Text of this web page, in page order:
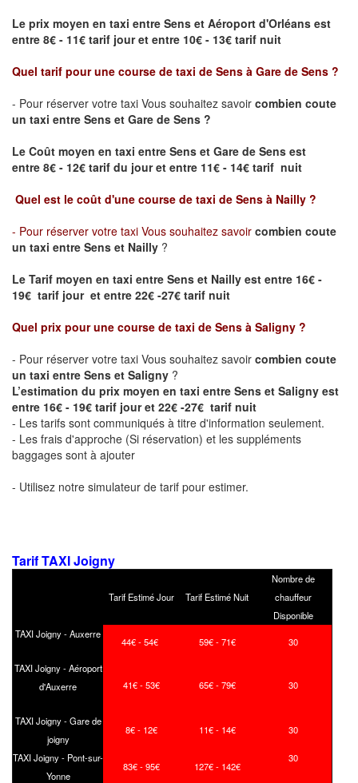
Le prix moyen en taxi entre Sens et Aéroport d'Orléans est
entre 8€ - 11€ tarif jour et entre 10€ - 13€ tarif nuit
Quel tarif pour une course de taxi de Sens à Gare de Sens ?
- Pour réserver votre taxi Vous souhaitez savoir combien coute
un taxi entre Sens et Gare de Sens ?
Le Coût moyen en taxi entre Sens et Gare de Sens est
entre 8€ - 12€ tarif du jour et entre 11€ - 14€ tarif nuit
Quel est le coût d'une course de taxi de Sens à Nailly ?
- Pour réserver votre taxi Vous souhaitez savoir combien coute
un taxi entre Sens et Nailly ?
Le Tarif moyen en taxi entre Sens et Nailly est entre 16€ -
19€ tarif jour et entre 22€ -27€ tarif nuit
Quel prix pour une course de taxi de Sens à Saligny ?
- Pour réserver votre taxi Vous souhaitez savoir combien coute
un taxi entre Sens et Saligny ?
L’estimation du prix moyen en taxi entre Sens et Saligny est
entre 16€ - 19€ tarif jour et 22€ -27€ tarif nuit
- Les tarifs sont communiqués à titre d'information seulement.
- Les frais d'approche (Si réservation) et les suppléments
baggages sont à ajouter
- Utilisez notre simulateur de tarif pour estimer.
Tarif TAXI Joigny
Tarif Estimé Jour Tarif Estimé Nuit
Nombre de
chauffeur
Disponible
TAXI Joigny - Auxerre
44€ - 54€ 59€ - 71€ 30
TAXI Joigny - Aéroport
d'Auxerre
41€ - 53€ 65€ - 79€ 30
TAXI Joigny - Gare de
joigny
8€ - 12€ 11€ - 14€ 30
TAXI Joigny - Pont-sur-
Yonne
83€ - 95€ 127€ - 142€
30